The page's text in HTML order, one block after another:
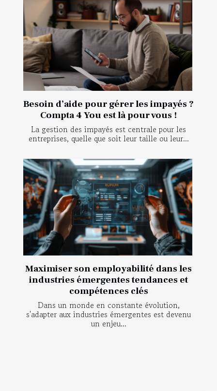
Besoin d’aide pour gérer les impayés ?
Compta 4 You est là pour vous !
La gestion des impayés est centrale pour les
entreprises, quelle que soit leur taille ou leur...
Maximiser son employabilité dans les
industries émergentes tendances et
compétences clés
Dans un monde en constante évolution,
s'adapter aux industries émergentes est devenu
un enjeu...